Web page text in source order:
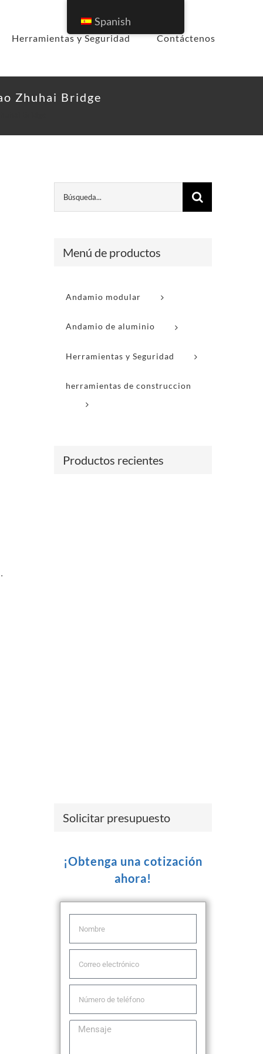
Herramientas y Seguridad Contáctenos
Zhuhai Bridge
Menú de productos
Andamio modular
Andamio de aluminio
Herramientas y Seguridad
herramientas de construccion
Productos recientes
Solicitar presupuesto
¡Obtenga una cotización
ahora!
Spanish